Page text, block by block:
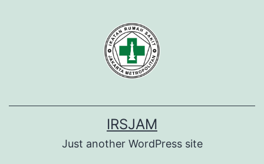
IRSJAM
Just another WordPress site